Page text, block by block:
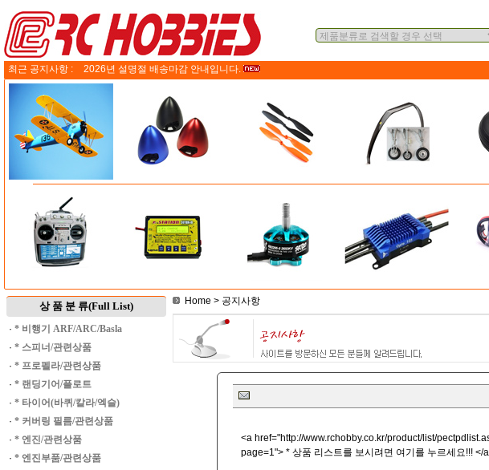
최근 공지사항 : 2026년 설명절 배송마감 안내입니다.
상 품 분 류(Full List)
· * 비행기 ARF/ARC/Basla
· * 스피너/관련상품
· * 프로펠라/관련상품
· * 랜딩기어/플로트
· * 타이어(바퀴/칼라/엑슬)
· * 커버링 필름/관련상품
· * 엔진/관련상품
· * 엔진부품/관련상품
Home > 공지사항
<a href="http://www.rchobby.co.kr/product/list/
page=1"> * 상품 리스트를 보시려면 여기를 누르세요!!! </